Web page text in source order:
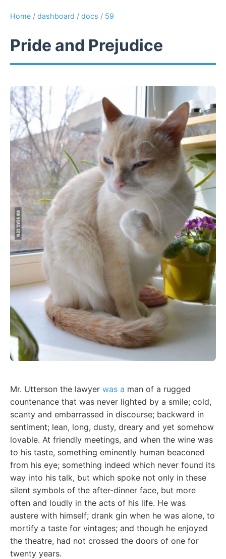
Home / dashboard / docs / 59
Pride and Prejudice
Mr. Utterson the lawyer was a man of a rugged
countenance that was never lighted by a smile; cold,
scanty and embarrassed in discourse; backward in
sentiment; lean, long, dusty, dreary and yet somehow
lovable. At friendly meetings, and when the wine was
to his taste, something eminently human beaconed
from his eye; something indeed which never found its
way into his talk, but which spoke not only in these
silent symbols of the after-dinner face, but more
often and loudly in the acts of his life. He was
austere with himself; drank gin when he was alone, to
mortify a taste for vintages; and though he enjoyed
the theatre, had not crossed the doors of one for
twenty years.